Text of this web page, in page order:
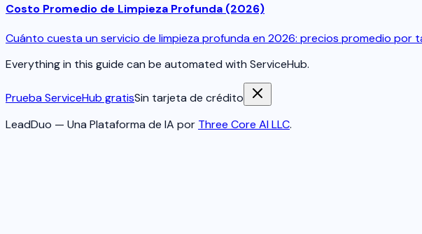
Costo Promedio de Limpieza Profunda (2026)
Cuánto cuesta un servicio de limpieza profunda en 2026: precios promedio por
Everything in this guide can be automated with ServiceHub.
Prueba ServiceHub gratisSin tarjeta de crédito
LeadDuo — Una Plataforma de IA por Three Core AI LLC.